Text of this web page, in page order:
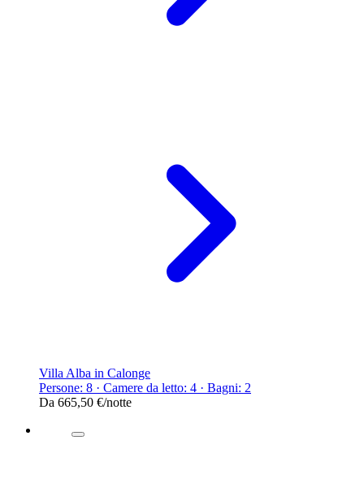
Villa Alba in Calonge
Persone: 8 · Camere da letto: 4 · Bagni: 2
Da 665,50 €/notte